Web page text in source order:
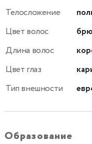
Телосложение
Цвет волос
Длина волос
Цвет глаз
Тип внешности
Образование